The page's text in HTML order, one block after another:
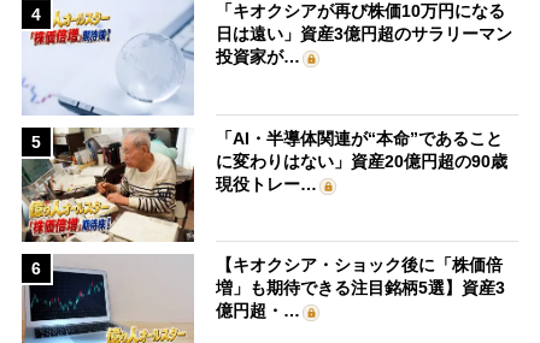
4
「キオクシアが再び株価10万円になる
日は遠い」資産3億円超のサラリーマン
投資家が…
5
「AI・半導体関連が“本命”であること
に変わりはない」資産20億円超の90歳
現役トレー…
6
【キオクシア・ショック後に「株価倍
増」も期待できる注目銘柄5選】資産3
億円超・…